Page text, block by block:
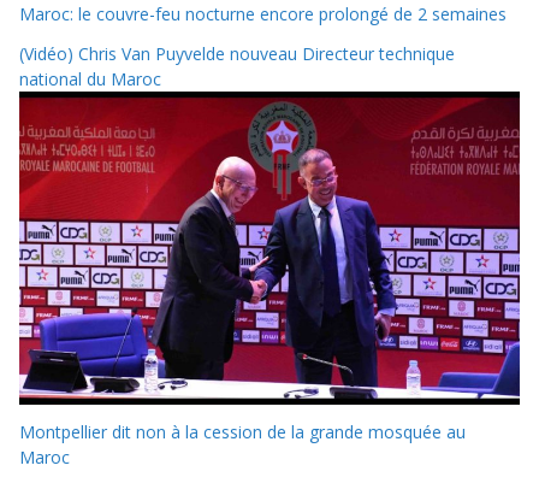
Maroc: le couvre-feu nocturne encore prolongé de 2 semaines
(Vidéo) Chris Van Puyvelde nouveau Directeur technique
national du Maroc
Montpellier dit non à la cession de la grande mosquée au
Maroc